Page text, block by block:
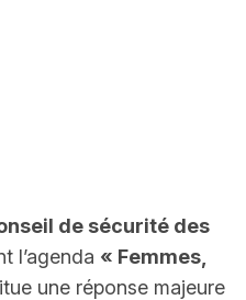
de sécurité des
l’agenda « Femmes,
une réponse majeure